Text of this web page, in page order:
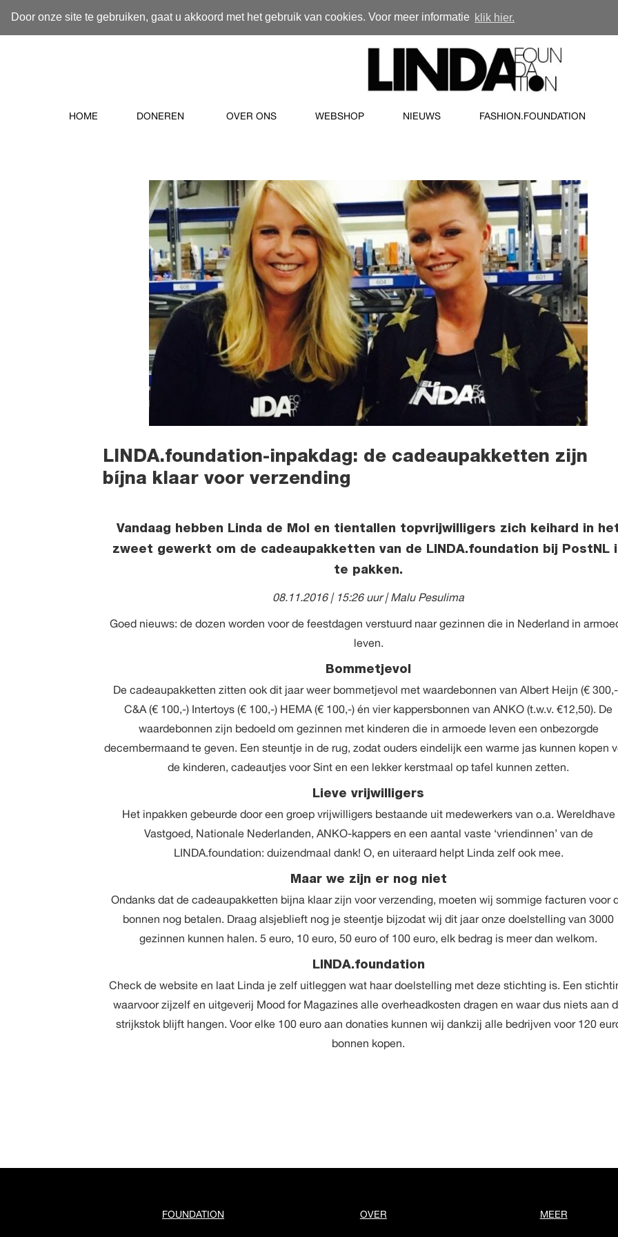
Door onze site te gebruiken, gaat u akkoord met het gebruik van cookies. Voor meer informatie klik hier.
HOME DONEREN OVER ONS WEBSHOP NIEUWS FASHION.FOUNDATION
LINDA.foundation-inpakdag: de cadeaupakketten zijn
bíjna klaar voor verzending
Vandaag hebben Linda de Mol en tientallen topvrijwilligers zich keihard in
zweet gewerkt om de cadeaupakketten van de LINDA.foundation bij PostNL
te pakken.
08.11.2016 | 15:26 uur| Malu Pesulima
Goed nieuws: de dozen worden voor de feestdagen verstuurd naar gezinnen die in Nederland in
leven.
Bommetjevol
De cadeaupakketten zitten ook dit jaar weer bommetjevol met waardebonnen van Albert Heijn (€
C&A (€ 100,-) Intertoys (€ 100,-) HEMA (€ 100,-) én vier kappersbonnen van ANKO (t.w.v. €12,50). De
waardebonnen zijn bedoeld om gezinnen met kinderen die in armoede leven een onbezorgde
decembermaand te geven. Een steuntje in de rug, zodat ouders eindelijk een warme jas kunnen kopen
de kinderen, cadeautjes voor Sint en een lekker kerstmaal op tafel kunnen zetten.
Lieve vrijwilligers
Het inpakken gebeurde door een groep vrijwilligers bestaande uit medewerkers van o.a. Wereldhave
Vastgoed, Nationale Nederlanden, ANKO-kappers en een aantal vaste ‘vriendinnen’ van de
LINDA.foundation: duizendmaal dank! O, en uiteraard helpt Linda zelf ook mee.
Maar we zijn er nog niet
Ondanks dat de cadeaupakketten bijna klaar zijn voor verzending, moeten wij sommige facturen voor
bonnen nog betalen. Draag alsjeblieft nog je steentje bijzodat wij dit jaar onze doelstelling van 3000
gezinnen kunnen halen. 5 euro, 10 euro, 50 euro of 100 euro, elk bedrag is meer dan welkom.
LINDA.foundation
Check de website en laat Linda je zelf uitleggen wat haar doelstelling met deze stichting is. Een
waarvoor zijzelf en uitgeverij Mood for Magazines alle overheadkosten dragen en waar dus niets aan
strijkstok blijft hangen. Voor elke 100 euro aan donaties kunnen wij dankzij alle bedrijven voor 120
bonnen kopen.
FOUNDATION OVER MEER